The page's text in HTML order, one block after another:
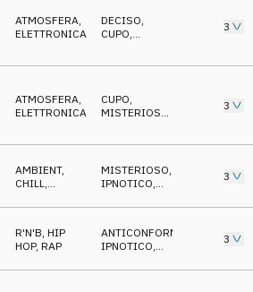
ATMOSFERA
ELETTRONICA
DECISO
CUPO
3
ATMOSFERA
ELETTRONICA
CUPO
MISTERIOSO
3
AMBIENT,
CHILL
MISTERIOSO
IPNOTICO
3
R'N'B HIP
HOP, RAP
ANTICONFORMISTA
IPNOTICO
3